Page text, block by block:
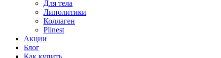
Филлеры для кожи вокруг глаз
Для тела
Липолитики
Коллаген
Plinest
Акции
Блог